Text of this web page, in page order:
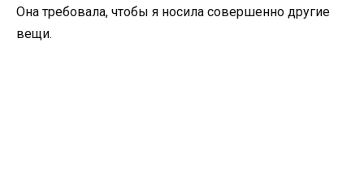
Она требовала, чтобы я носила совершенно другие
вещи.